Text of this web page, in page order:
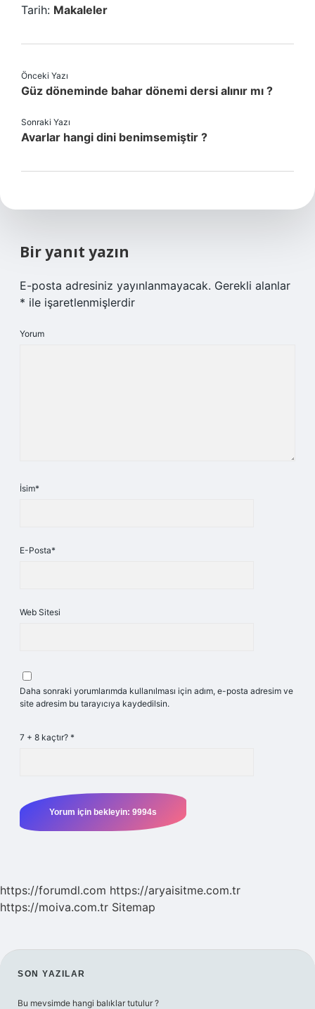
Tarih: Makaleler
Önceki Yazı
Güz döneminde bahar dönemi dersi alınır mı ?
Sonraki Yazı
Avarlar hangi dini benimsemiştir ?
Bir yanıt yazın
E-posta adresiniz yayınlanmayacak. Gerekli alanlar
* ile işaretlenmişlerdir
Yorum
İsim*
E-Posta*
Web Sitesi
Daha sonraki yorumlarımda kullanılması için adım, e-posta adresim ve
site adresim bu tarayıcıya kaydedilsin.
7 + 8 kaçtır? *
https://forumdl.com https://aryaisitme.com.tr
https://moiva.com.tr Sitemap
SIDEBAR
SON YAZILAR
Bu mevsimde hangi balıklar tutulur ?